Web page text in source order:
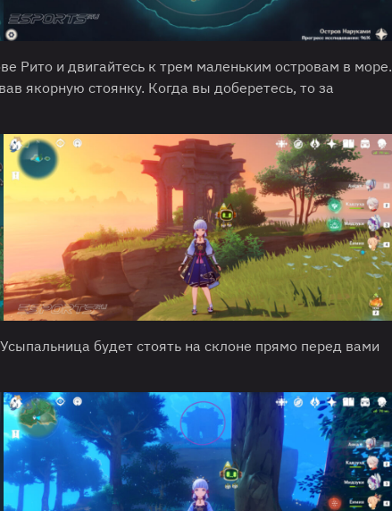
Рито и двигайтесь к трем маленьким островам в море.
якорную стоянку. Когда вы доберетесь, то за
будет стоять на склоне прямо перед вами